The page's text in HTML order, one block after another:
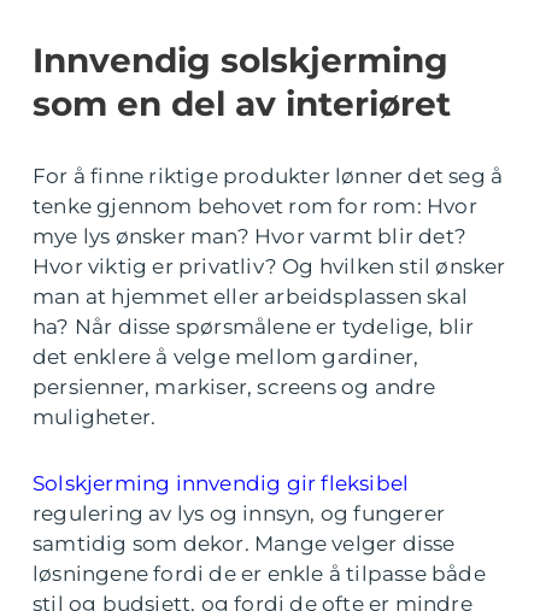
Innvendig solskjerming
som en del av interiøret
For å finne riktige produkter lønner det seg å
tenke gjennom behovet rom for rom: Hvor
mye lys ønsker man? Hvor varmt blir det?
Hvor viktig er privatliv? Og hvilken stil ønsker
man at hjemmet eller arbeidsplassen skal
ha? Når disse spørsmålene er tydelige, blir
det enklere å velge mellom gardiner,
persienner, markiser, screens og andre
muligheter.
Solskjerming innvendig gir fleksibel
regulering av lys og innsyn, og fungerer
samtidig som dekor. Mange velger disse
løsningene fordi de er enkle å tilpasse både
stil og budsjett, og fordi de ofte er mindre